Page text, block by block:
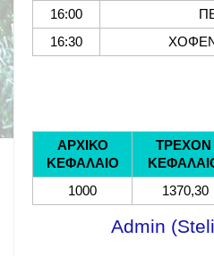
16:00
16:30
ΑΡΧΙΚΟ
ΚΕΦΑΛΑΙΟ
ΤΡΕΧΟΝ
1000
1370,30
Admin